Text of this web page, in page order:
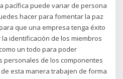
pacífica puede variar de persona
hacer para fomentar la paz
que una empresa tenga éxito
identificación de los miembros
un todo para poder
personales de los componentes
esta manera trabajen de forma